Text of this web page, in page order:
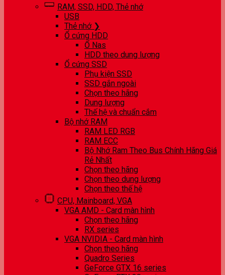
RAM, SSD, HDD, Thẻ nhớ
USB
Thẻ nhớ ❯
Ổ cứng HDD
Ổ Nas
HDD theo dung lượng
Ổ cứng SSD
Phụ kiện SSD
SSD gắn ngoài
Chọn theo hãng
Dung lượng
Thế hệ và chuẩn cắm
Bộ nhớ RAM
RAM LED RGB
RAM ECC
Bộ Nhớ Ram Theo Bus Chính Hãng Giá
Rẻ Nhất
Chọn theo hãng
Chọn theo dung lượng
Chọn theo thế hệ
CPU, Mainboard, VGA
VGA AMD - Card màn hình
Chọn theo hãng
RX series
VGA NVIDIA - Card màn hình
Chọn theo hãng
Quadro Series
GeForce GTX 16 series